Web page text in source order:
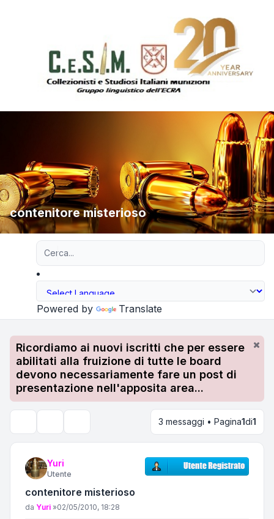
contenitore misterioso
Powered by Translate
Ricordiamo ai nuovi iscritti che per essere
abilitati alla fruizione di tutte le board
devono necessariamente fare un post di
presentazione nell'apposita area...
3 messaggi • Pagina1di1
Yuri
Utente
contenitore misterioso
Messaggio
da Yuri »02/05/2010, 18:28